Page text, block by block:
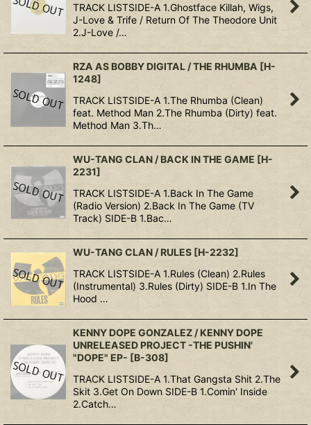
TRACK LISTSIDE-A 1.Ghostface Killah, Wigs,
J-Love & Trife / Return Of The Theodore Unit
2.J-Love /…
RZA AS BOBBY DIGITAL / THE RHUMBA [H-
1248]
TRACK LISTSIDE-A 1.The Rhumba (Clean)
feat. Method Man 2.The Rhumba (Dirty) feat.
Method Man 3.Th…
WU-TANG CLAN / BACK IN THE GAME [H-
2231]
TRACK LISTSIDE-A 1.Back In The Game
(Radio Version) 2.Back In The Game (TV
Track) SIDE-B 1.Bac…
WU-TANG CLAN / RULES [H-2232]
TRACK LISTSIDE-A 1.Rules (Clean) 2.Rules
(Instrumental) 3.Rules (Dirty) SIDE-B 1.In The
Hood …
KENNY DOPE GONZALEZ / KENNY DOPE
UNRELEASED PROJECT -THE PUSHIN'
"DOPE" EP- [B-308]
TRACK LISTSIDE-A 1.That Gangsta Shit 2.The
Skit 3.Get On Down SIDE-B 1.Comin' Inside
2.Catch…